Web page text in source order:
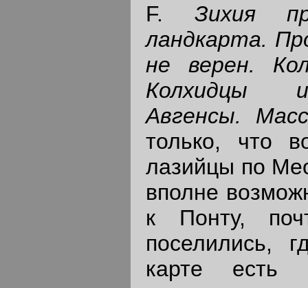
F. Зихия
ландкарта.
не верен.
Колхидцы
Авгенсы.
только, что
лазийцы по
вполне
к Понту,
поселились,
карте есть